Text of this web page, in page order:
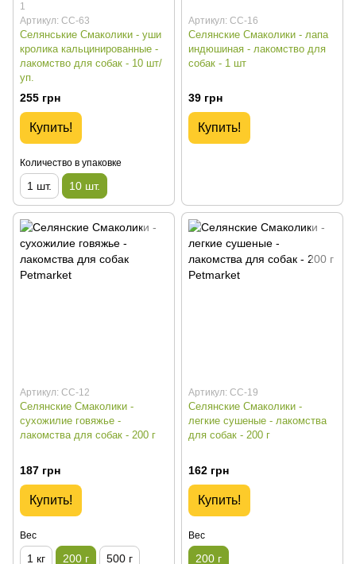
1
Артикул: СС-63
Селянськие Смаколики - уши
кролика кальцинированные -
лакомство для собак - 10 шт/
уп.
255 грн
Купить!
Количество в упаковке
1 шт. 10 шт.
Артикул: СС-16
Селянские Смаколики - лапа
индюшиная - лакомство для
собак - 1 шт
39 грн
Купить!
Артикул: СС-12
Селянские Смаколики -
сухожилие говяжье -
лакомства для собак - 200 г
187 грн
Купить!
Вес
1 кг 200 г 500 г
Артикул: СС-19
Селянские Смаколики -
легкие сушеные - лакомства
для собак - 200 г
162 грн
Купить!
Вес
200 г